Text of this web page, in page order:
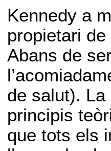
Kennedy a
propietari
Abans de
de salut). La
principis
que tots els